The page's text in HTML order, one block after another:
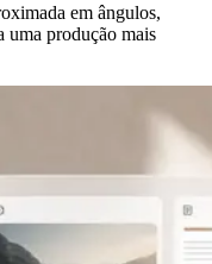
em ângulos,
uma produção mais